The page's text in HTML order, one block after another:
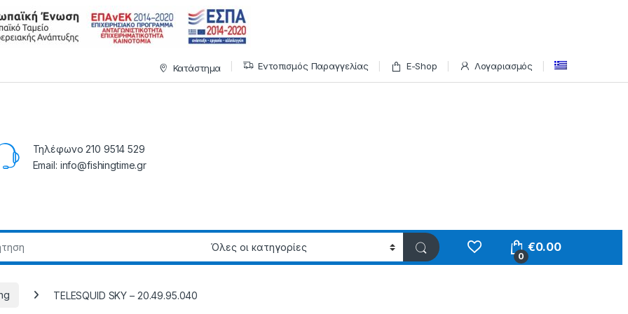
Κατάστημα Εντοπισμός Παραγγελίας E-Shop Λογαριασμός
Τηλέφωνο 210 9514 529
Email: info@fishingtime.gr
0
€0.00
TELESQUID SKY – 20.49.95.040